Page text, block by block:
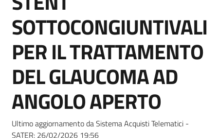
Supporto
Piattaforme
telematiche
SOTTOCONGIUNTIVALI
PER IL TRATTAMENTO
DEL GLAUCOMA AD
ANGOLO APERTO
Ultimo aggiornamento da Sistema Acquisti Telematici -
SATER: 26/02/2026 19:56